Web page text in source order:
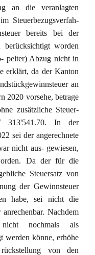
an die veranlagten
Steuerbezugsverfah-
bereits bei der
worden
pelter) Abzug nicht in
erklärt, da der Kanton
an
2020 vorsehe, betrage
zusätzliche Steuer-
313'541.70. In der
sei der angerechnete
nicht aus- gewiesen,
Da der für die
Steuersatz von
der Gewinnsteuer
habe, sei nicht die
Nachdem
nicht nochmals als
werden könne, erhöhe
von den